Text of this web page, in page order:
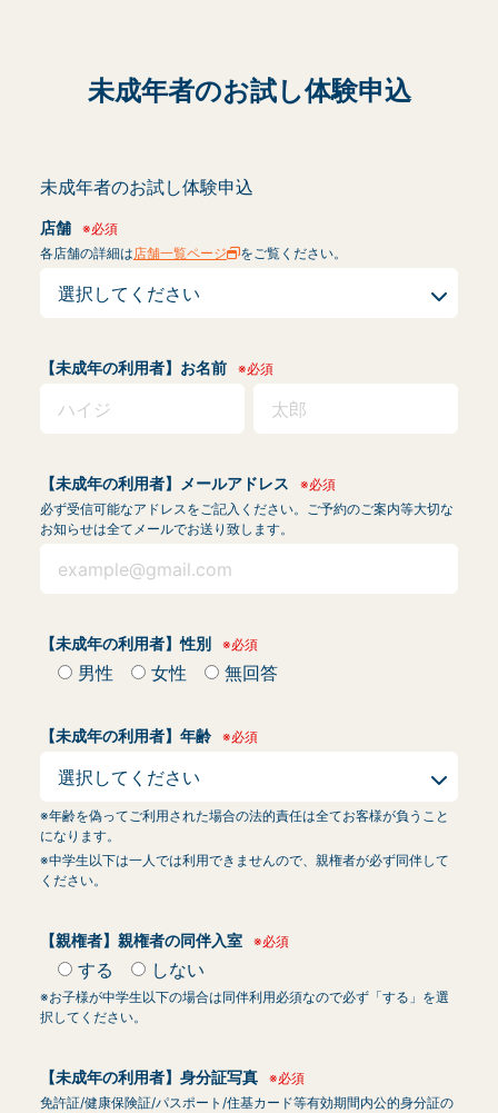
未成年者のお試し体験申込
未成年者のお試し体験申込
店舗
※必須
各店舗の詳細は店舗一覧ページ をご覧ください。
【未成年の利用者】お名前 ※必須
【未成年の利用者】メールアドレス
※必須
必ず受信可能なアドレスをご記入ください。ご予約のご案内等大切な
お知らせは全てメールでお送り致します。
【未成年の利用者】性別 ※必須
男性 女性 無回答
【未成年の利用者】年齢 ※必須
※年齢を偽ってご利用された場合の法的責任は全てお客様が負うこと
になります。
※中学生以下は一人では利用できませんので、親権者が必ず同伴して
ください。
【親権者】親権者の同伴入室 ※必須
する しない
※お子様が中学生以下の場合は同伴利用必須なので必ず「する」を選
択してください。
【未成年の利用者】身分証写真
※必須
免許証/健康保険証/パスポート/住基カード等有効期間内公的身分証の